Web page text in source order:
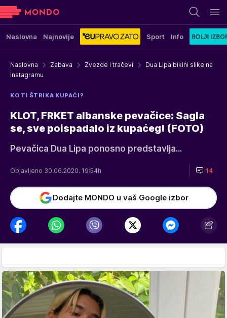
Naslovna Najnovije Sport Info
Naslovna Zabava Zvezde i tračevi
Dua Lipa bikini slike na
Instagramu
KO TI ŠTRIKA KUPAĆI?
KLOT, FRKET albanske pevačice: Sagla
se, sve poispadalo iz kupaćeg! (FOTO)
Pevačica Dua Lipa ponosno predstavlja...
Objavljeno 30.06.2020. 19:54h 14
Dodajte MONDO u vaš Google izbor